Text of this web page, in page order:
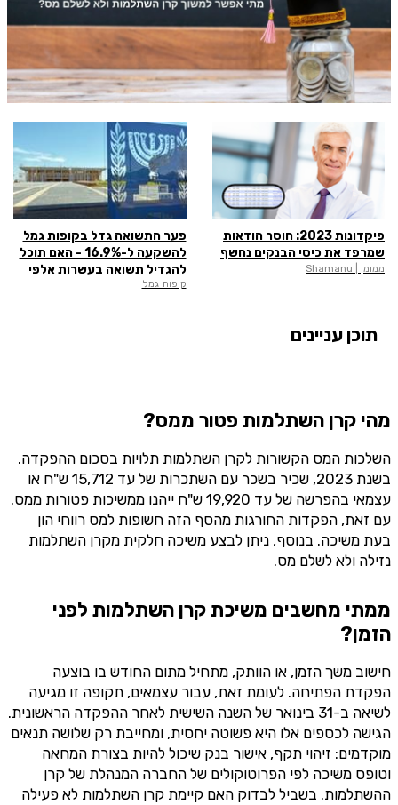
פיקדונות 2023: חוסר הודאות
שמרפד את כיסי הבנקים נחשף
ממומן | Shamanu
פער התשואה גדל בקופות גמל
להשקעה ל-16.9% - האם תוכל
להגדיל תשואה בעשרות אלפי
שקלים?
קופות גמל
תוכן עניינים
מהי קרן השתלמות פטור ממס?
השלכות המס הקשורות לקרן השתלמות תלויות בסכום ההפקדה.
בשנת 2023, שכיר בשכר עם השתכרות של עד 15,712 ש"ח או
עצמאי בהפרשה של עד 19,920 ש"ח ייהנו ממשיכות פטורות ממס.
עם זאת, הפקדות החורגות מהסף הזה חשופות למס רווחי הון
בעת משיכה. בנוסף, ניתן לבצע משיכה חלקית מקרן השתלמות
נזילה ולא לשלם מס.
ממתי מחשבים משיכת קרן השתלמות לפני
הזמן?
חישוב משך הזמן, או הוותק, מתחיל מתום החודש בו בוצעה
הפקדת הפתיחה. לעומת זאת, עבור עצמאים, תקופה זו מגיעה
לשיאה ב-31 בינואר של השנה השישית לאחר ההפקדה הראשונית.
הגישה לכספים אלו היא פשוטה יחסית, ומחייבת רק שלושה תנאים
מוקדמים: זיהוי תקף, אישור בנק שיכול להיות בצורת המחאה
וטופס משיכה לפי הפרוטוקולים של החברה המנהלת של קרן
ההשתלמות. בשביל לבדוק האם קיימת קרן השתלמות לא פעילה